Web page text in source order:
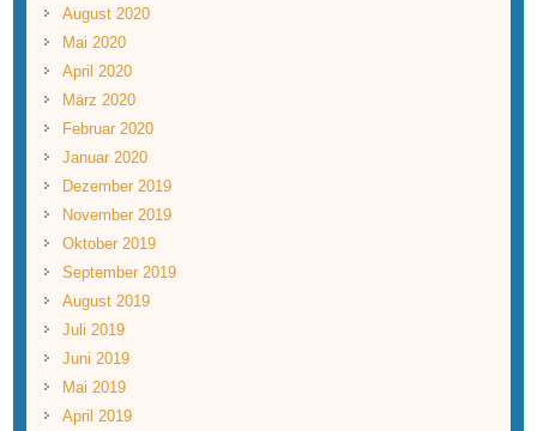
August 2020
Mai 2020
April 2020
März 2020
Februar 2020
Januar 2020
Dezember 2019
November 2019
Oktober 2019
September 2019
August 2019
Juli 2019
Juni 2019
Mai 2019
April 2019